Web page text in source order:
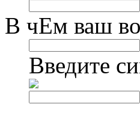
В чЕм ваш
Введите